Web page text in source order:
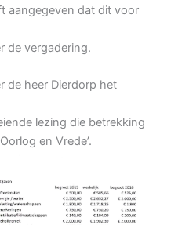
aangegeven dat dit voor
de vergadering.
de heer Dierdorp het
lezing die betrekking
en Vrede’.